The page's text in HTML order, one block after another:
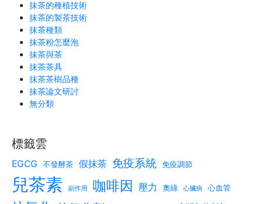
抹茶的種植技術
抹茶的製茶技術
抹茶種類
抹茶粉怎麼泡
抹茶與茶
抹茶茶具
抹茶茶樹品種
抹茶論文研討
無分類
標籤雲
EGCG 不發酵茶 假抹茶 免疫系統 免疫調節
兒茶素 副作用 咖啡因 壓力 奧綠 心臟病 心血管